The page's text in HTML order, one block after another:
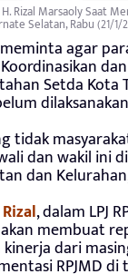
Rizal Marsaoly Saat
Selatan, Rabu (21/1/
meminta agar
Setda Kota
tidak
dan wakil ini
dan
Rizal, dalam LPJ
membuat
dari
RPJMD